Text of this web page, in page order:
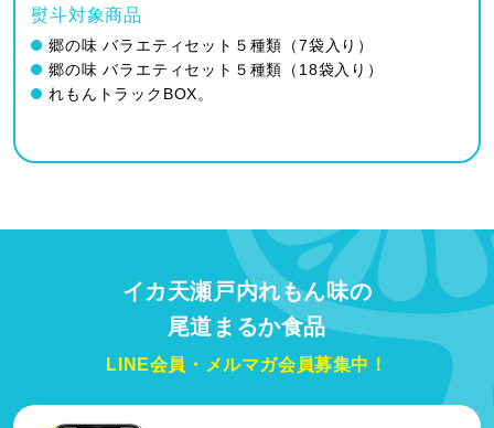
熨斗対象商品
郷の味 バラエティセット５種類（7袋入り）
郷の味 バラエティセット５種類（18袋入り）
れもんトラックBOX。
イカ天瀬戸内れもん味の
尾道まるか食品
LINE会員・メルマガ会員募集中！